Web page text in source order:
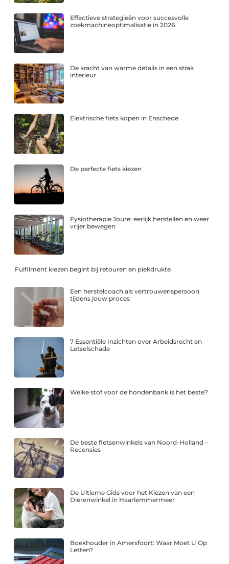
Effectieve strategieën voor succesvolle
zoekmachineoptimalisatie in 2026
De kracht van warme details in een strak
interieur
Elektrische fiets kopen in Enschede
De perfecte fiets kiezen
Fysiotherapie Joure: eerlijk herstellen en weer
vrijer bewegen
Fulfilment kiezen begint bij retouren en piekdrukte
Een herstelcoach als vertrouwenspersoon
tijdens jouw proces
7 Essentiële Inzichten over Arbeidsrecht en
Letselschade
Welke stof voor de hondenbank is het beste?
De beste fietsenwinkels van Noord-Holland –
Recensies
De Ultieme Gids voor het Kiezen van een
Dierenwinkel in Haarlemmermeer
Boekhouder in Amersfoort: Waar Moet U Op
Letten?